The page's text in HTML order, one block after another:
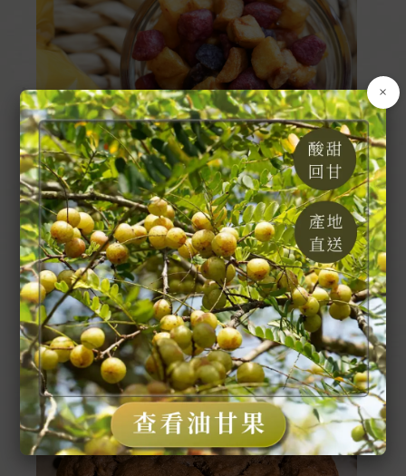
【現貨】三色脆薯丁｜袋薯｜雲林土庫
NT$30 – NT$100
×